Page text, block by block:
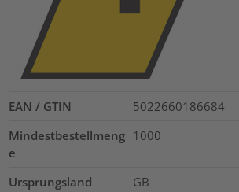
EAN / GTIN
5022660186684
Mindestbestellmeng
e
1000
Ursprungsland GB